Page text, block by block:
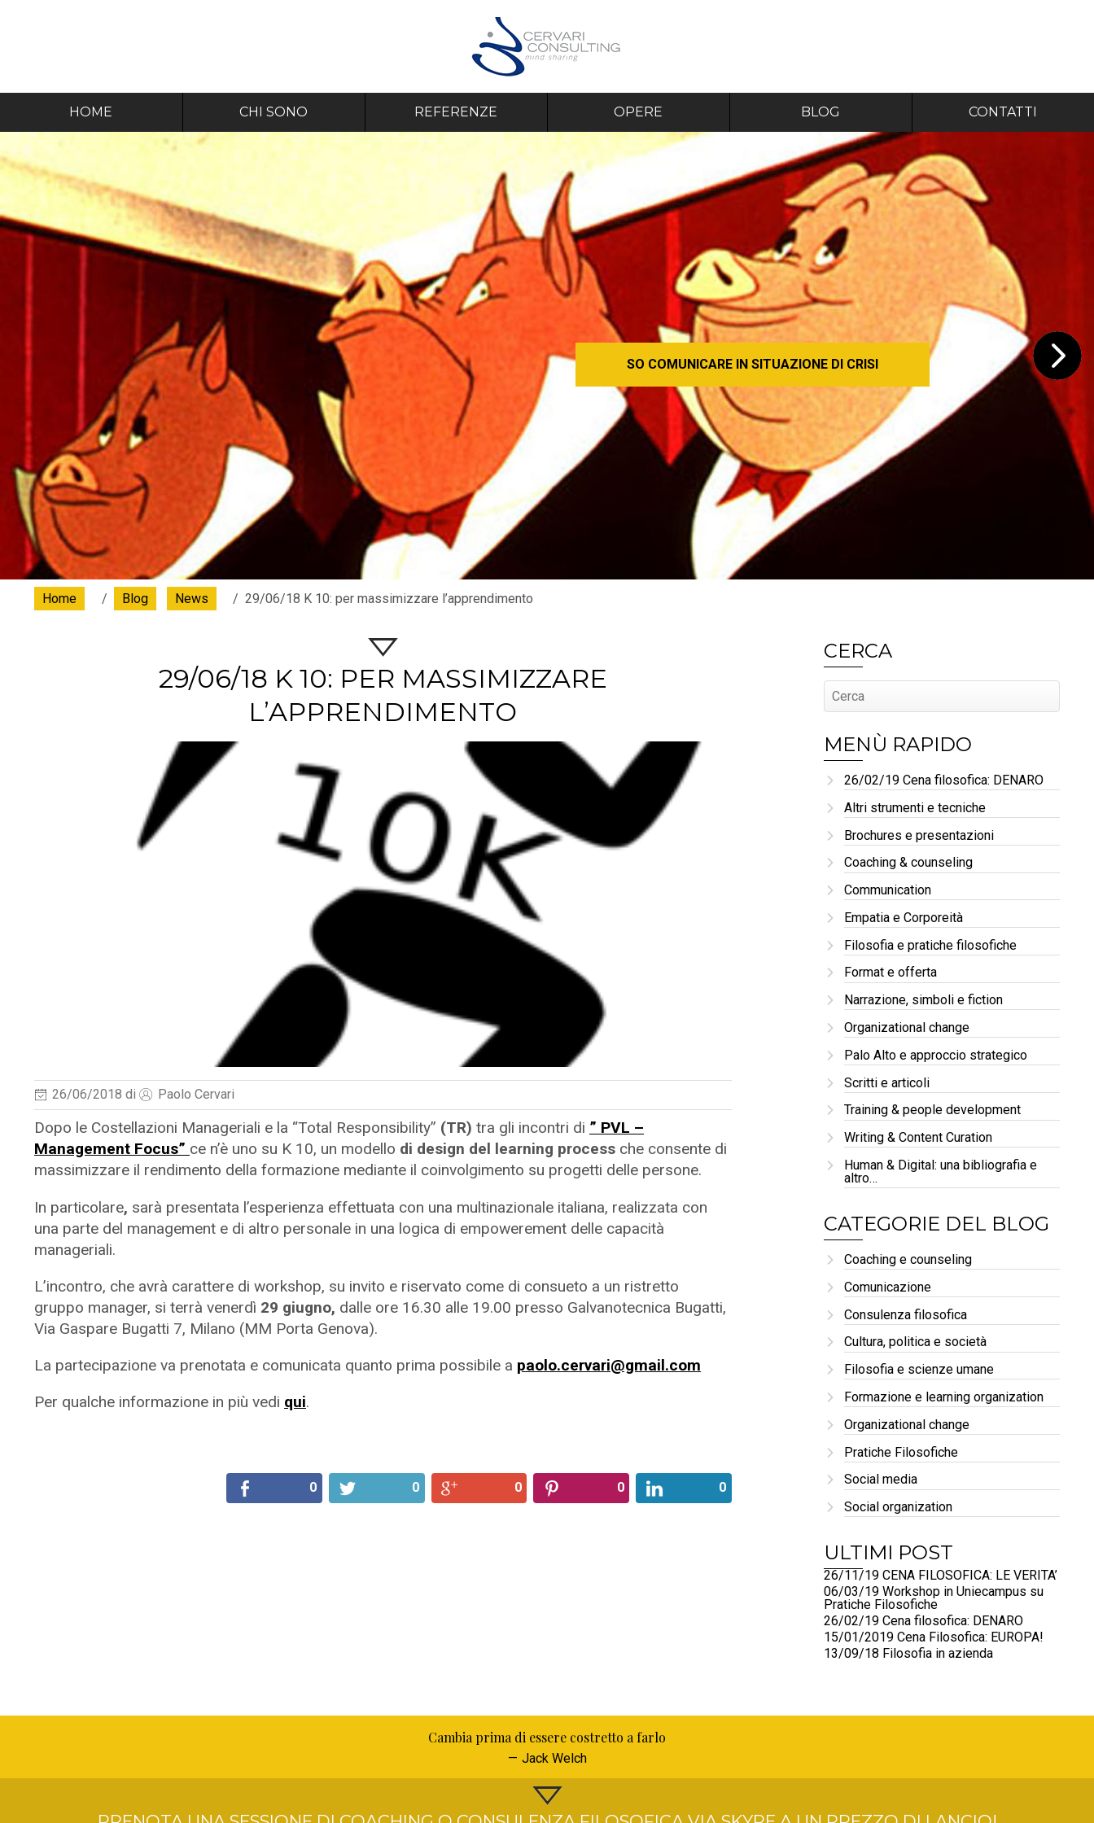
HOME CHI SONO REFERENZE OPERE BLOG CONTATTI
SO COMUNICARE IN SITUAZIONE DI CRISI
Home Blog News 29/06/18 K 10: per massimizzare l’apprendimento
29/06/18 K 10: PER MASSIMIZZARE
L’APPRENDIMENTO
26/06/2018 di Paolo Cervari
Dopo le Costellazioni Manageriali e la “Total Responsibility” (TR) tra gli incontri di ” PVL –
Management Focus” ce n’è uno su K 10, un modello di design del learning process che consente di
massimizzare il rendimento della formazione mediante il coinvolgimento su progetti delle persone.
In particolare, sarà presentata l’esperienza effettuata con una multinazionale italiana, realizzata con
una parte del management e di altro personale in una logica di empowerement delle capacità
manageriali.
L’incontro, che avrà carattere di workshop, su invito e riservato come di consueto a un ristretto
gruppo manager, si terrà venerdì 29 giugno, dalle ore 16.30 alle 19.00 presso Galvanotecnica Bugatti,
Via Gaspare Bugatti 7, Milano (MM Porta Genova).
La partecipazione va prenotata e comunicata quanto prima possibile a paolo.cervari@gmail.com
Per qualche informazione in più vedi qui.
0 0 0 0 0
CERCA
MENÙ RAPIDO
26/02/19 Cena filosofica: DENARO
Altri strumenti e tecniche
Brochures e presentazioni
Coaching & counseling
Communication
Empatia e Corporeità
Filosofia e pratiche filosofiche
Format e offerta
Narrazione, simboli e fiction
Organizational change
Palo Alto e approccio strategico
Scritti e articoli
Training & people development
Writing & Content Curation
Human & Digital: una bibliografia e
altro…
CATEGORIE DEL BLOG
Coaching e counseling
Comunicazione
Consulenza filosofica
Cultura, politica e società
Filosofia e scienze umane
Formazione e learning organization
Organizational change
Pratiche Filosofiche
Social media
Social organization
ULTIMI POST
26/11/19 CENA FILOSOFICA: LE VERITA’
06/03/19 Workshop in Uniecampus su
Pratiche Filosofiche
26/02/19 Cena filosofica: DENARO
15/01/2019 Cena Filosofica: EUROPA!
13/09/18 Filosofia in azienda
Cambia prima di essere costretto a farlo
Jack Welch